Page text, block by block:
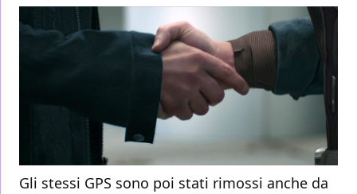
Gli stessi GPS sono poi stati rimossi anche da